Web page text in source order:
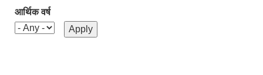
आर्थिक वर्ष